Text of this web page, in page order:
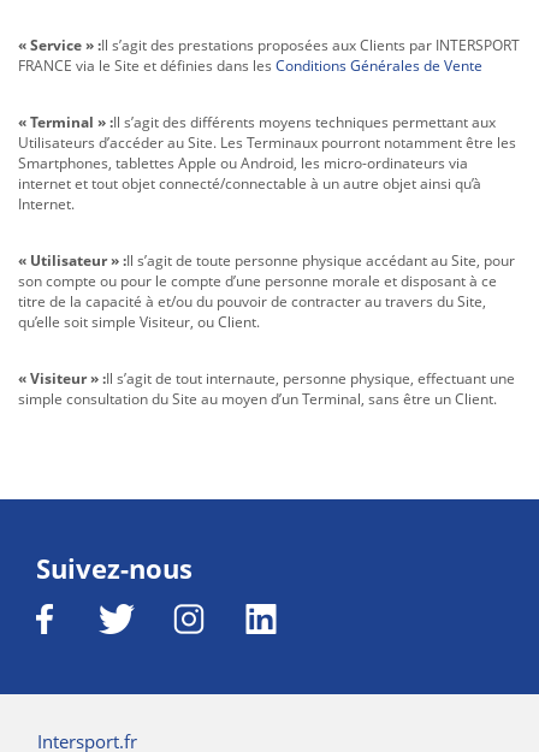
« Service » :Il s’agit des prestations proposées aux Clients par INTERSPORT
FRANCE via le Site et définies dans les Conditions Générales de Vente
« Terminal » :Il s’agit des différents moyens techniques permettant aux
Utilisateurs d’accéder au Site. Les Terminaux pourront notamment être les
Smartphones, tablettes Apple ou Android, les micro-ordinateurs via
internet et tout objet connecté/connectable à un autre objet ainsi qu’à
Internet.
« Utilisateur » :Il s’agit de toute personne physique accédant au Site, pour
son compte ou pour le compte d’une personne morale et disposant à ce
titre de la capacité à et/ou du pouvoir de contracter au travers du Site,
qu’elle soit simple Visiteur, ou Client.
« Visiteur » :Il s’agit de tout internaute, personne physique, effectuant une
simple consultation du Site au moyen d’un Terminal, sans être un Client.
Suivez-nous
Intersport.fr